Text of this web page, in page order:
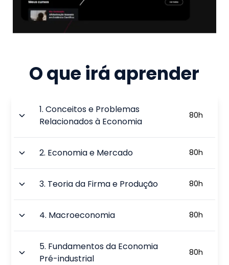
O que irá aprender
1.Conceitos e Problemas
Relacionados à Economia
80h
2. Economia e Mercado 80h
3. Teoria da Firma e Produção 80h
4. Macroeconomia 80h
5. Fundamentos da Economia
Pré-industrial
80h